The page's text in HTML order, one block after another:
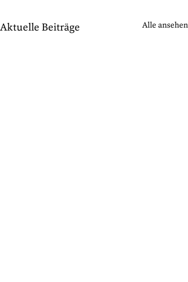
Aktuelle Beiträge Alle ansehen